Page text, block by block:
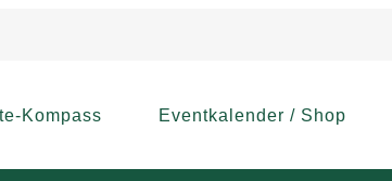
Kompass Eventkalender / Shop